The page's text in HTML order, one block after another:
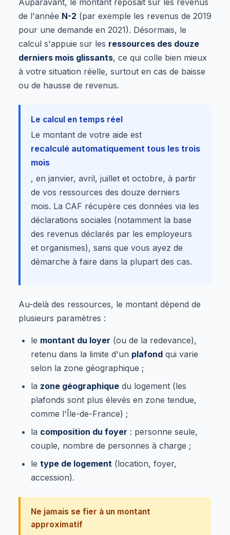
de l'année N-2 (par exemple les revenus de 2019
pour une demande en 2021). Désormais, le
calcul s'appuie sur les ressources des douze
derniers mois glissants, ce qui colle bien mieux
à votre situation réelle, surtout en cas de baisse
ou de hausse de revenus.
Le calcul en temps réel
Le montant de votre aide est
recalculé automatiquement tous les trois
mois
, en janvier, avril, juillet et octobre, à partir
de vos ressources des douze derniers
mois. La CAF récupère ces données via les
déclarations sociales (notamment la base
des revenus déclarés par les employeurs
et organismes), sans que vous ayez de
démarche à faire dans la plupart des cas.
Au-delà des ressources, le montant dépend de
plusieurs paramètres :
le montant du loyer (ou de la redevance),
retenu dans la limite d'un plafond qui varie
selon la zone géographique ;
la zone géographique du logement (les
plafonds sont plus élevés en zone tendue,
comme l'Île-de-France) ;
la composition du foyer : personne seule,
couple, nombre de personnes à charge ;
le type de logement (location, foyer,
accession).
Ne jamais se fier à un montant
approximatif